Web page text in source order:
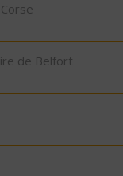
de Belfort